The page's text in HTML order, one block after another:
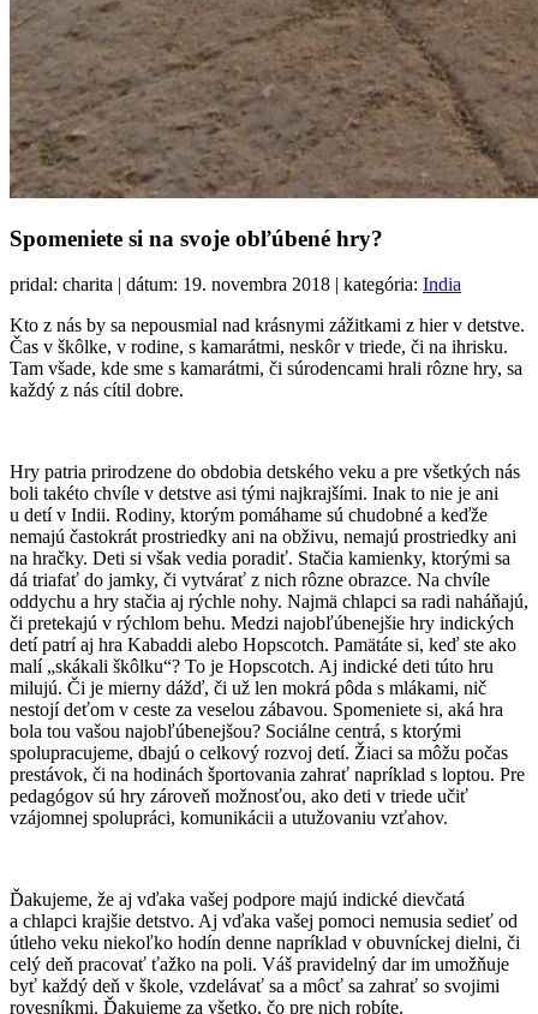
Spomeniete si na svoje obľúbené hry?
pridal: charita | dátum: 19. novembra 2018 | kategória: India
Kto z nás by sa nepousmial nad krásnymi zážitkami z hier v detstve.
Čas v škôlke, v rodine, s kamarátmi, neskôr v triede, či na ihrisku.
Tam všade, kde sme s kamarátmi, či súrodencami hrali rôzne hry, sa
každý z nás cítil dobre.
Hry patria prirodzene do obdobia detského veku a pre všetkých nás
boli takéto chvíle v detstve asi tými najkrajšími. Inak to nie je ani
u detí v Indii. Rodiny, ktorým pomáhame sú chudobné a keďže
nemajú častokrát prostriedky ani na obživu, nemajú prostriedky ani
na hračky. Deti si však vedia poradiť. Stačia kamienky, ktorými sa
dá triafať do jamky, či vytvárať z nich rôzne obrazce. Na chvíle
oddychu a hry stačia aj rýchle nohy. Najmä chlapci sa radi naháňajú,
či pretekajú v rýchlom behu. Medzi najobľúbenejšie hry indických
detí patrí aj hra Kabaddi alebo Hopscotch. Pamätáte si, keď ste ako
malí „skákali škôlku“? To je Hopscotch. Aj indické deti túto hru
milujú. Či je mierny dážď, či už len mokrá pôda s mlákami, nič
nestojí deťom v ceste za veselou zábavou. Spomeniete si, aká hra
bola tou vašou najobľúbenejšou? Sociálne centrá, s ktorými
spolupracujeme, dbajú o celkový rozvoj detí. Žiaci sa môžu počas
prestávok, či na hodinách športovania zahrať napríklad s loptou. Pre
pedagógov sú hry zároveň možnosťou, ako deti v triede učiť
vzájomnej spolupráci, komunikácii a utužovaniu vzťahov.
Ďakujeme, že aj vďaka vašej podpore majú indické dievčatá
a chlapci krajšie detstvo. Aj vďaka vašej pomoci nemusia sedieť od
útleho veku niekoľko hodín denne napríklad v obuvníckej dielni, či
celý deň pracovať ťažko na poli. Váš pravidelný dar im umožňuje
byť každý deň v škole, vzdelávať sa a môcť sa zahrať so svojimi
rovesníkmi. Ďakujeme za všetko, čo pre nich robíte.